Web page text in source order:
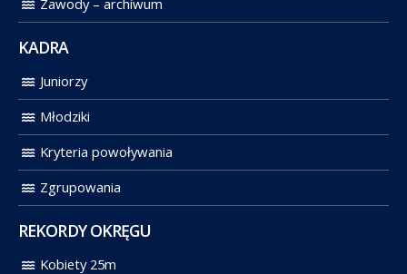
Zawody – archiwum
KADRA
Juniorzy
Młodziki
Kryteria powoływania
Zgrupowania
REKORDY OKRĘGU
Kobiety 25m